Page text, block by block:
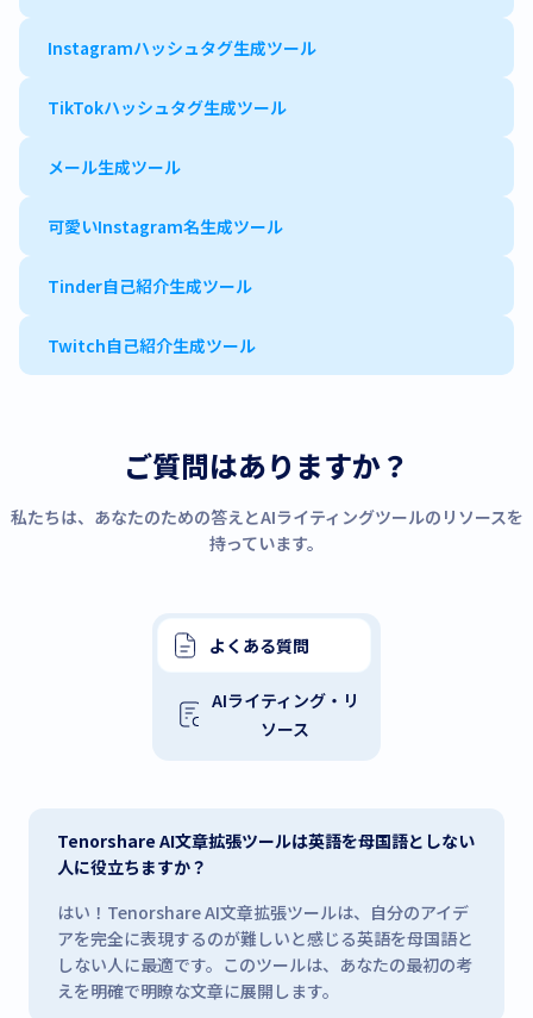
Instagramハッシュタグ生成ツール
TikTokハッシュタグ生成ツール
メール生成ツール
可愛いInstagram名生成ツール
Tinder自己紹介生成ツール
Twitch自己紹介生成ツール
ご質問はありますか？
私たちは、あなたのための答えとAIライティングツールのリソースを
持っています。
よくある質問
AIライティング・リ
ソース
Tenorshare AI文章拡張ツールは英語を母国語としない
人に役立ちますか？
はい！Tenorshare AI文章拡張ツールは、自分のアイデ
アを完全に表現するのが難しいと感じる英語を母国語と
しない人に最適です。このツールは、あなたの最初の考
えを明確で明瞭な文章に展開します。